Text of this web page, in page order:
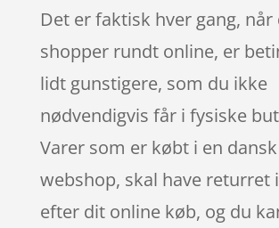
Det er faktisk hver gang, når
shopper rundt online, er
lidt gunstigere, som du ikke
nødvendigvis får i fysiske
Varer som er købt i en dansk
webshop, skal have returret
efter dit online køb, og du